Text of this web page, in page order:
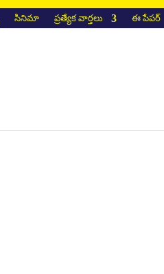
సినిమా ప్రత్యేక వార్తలు ఈ పేపర్